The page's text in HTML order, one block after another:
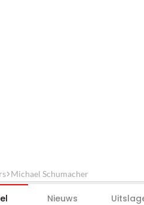
Michael Schumacher
Nieuws